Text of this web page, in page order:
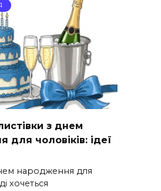
з днем
для чоловіків: ідеї
народження для
хочеться